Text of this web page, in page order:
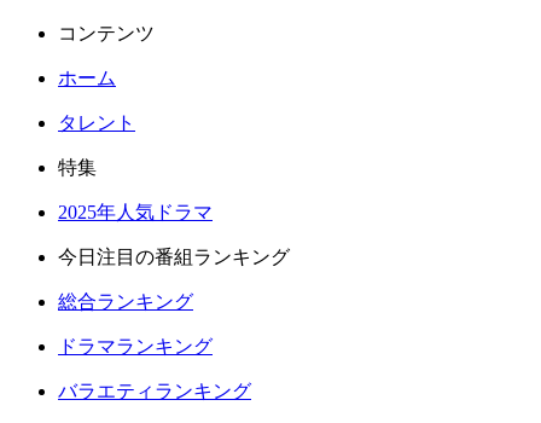
コンテンツ
ホーム
タレント
特集
2025年人気ドラマ
今日注目の番組ランキング
総合ランキング
ドラマランキング
バラエティランキング